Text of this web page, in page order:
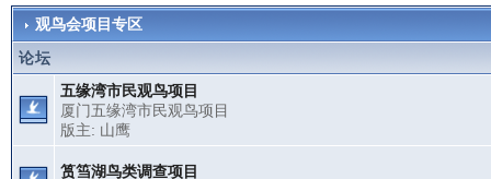
观鸟会项目专区
论坛
五缘湾市民观鸟项目
厦门五缘湾市民观鸟项目
版主: 山鹰
筼筜湖鸟类调查项目